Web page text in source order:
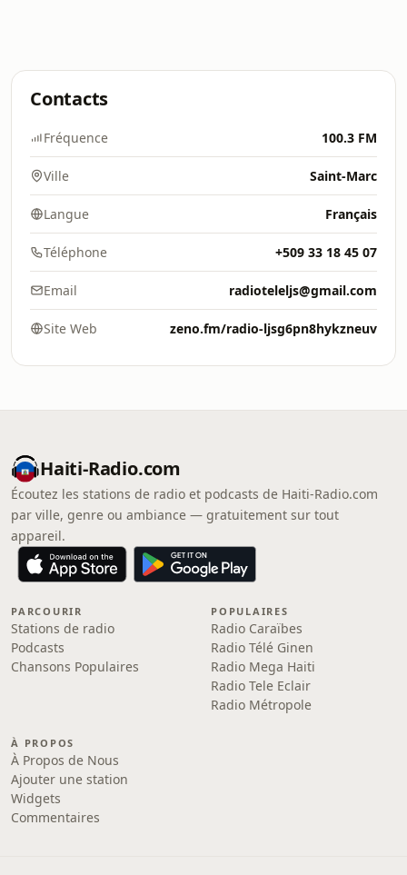
Contacts
Fréquence 100.3 FM
Ville Saint-Marc
Langue Français
Téléphone +509 33 18 45 07
Email radioteleljs@gmail.com
Site Web zeno.fm/radio-ljsg6pn8hykzneuv
Haiti-Radio.com
Écoutez les stations de radio et podcasts de Haiti-Radio.com
par ville, genre ou ambiance — gratuitement sur tout
appareil.
PARCOURIR
Stations de radio
Podcasts
Chansons Populaires
POPULAIRES
Radio Caraïbes
Radio Télé Ginen
Radio Mega Haiti
Radio Tele Eclair
Radio Métropole
À PROPOS
À Propos de Nous
Ajouter une station
Widgets
Commentaires